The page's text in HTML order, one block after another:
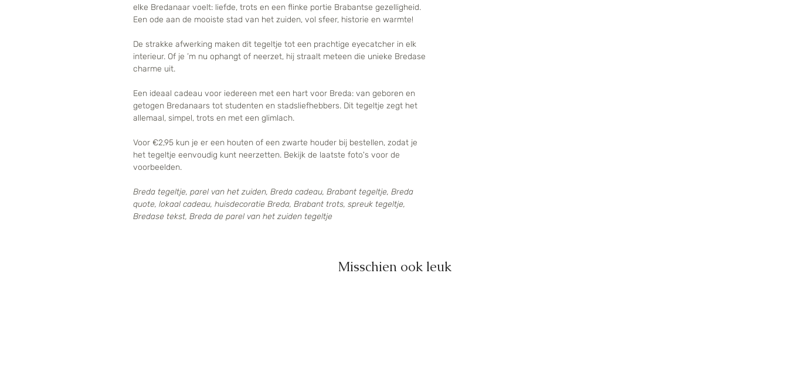
elke Bredanaar voelt: liefde, trots en een flinke portie Brabantse gezelligheid.
Een ode aan de mooiste stad van het zuiden, vol sfeer, historie en warmte!
De strakke afwerking maken dit tegeltje tot een prachtige eyecatcher in elk
interieur. Of je ’m nu ophangt of neerzet, hij straalt meteen die unieke Bredase
charme uit.
Een ideaal cadeau voor iedereen met een hart voor Breda: van geboren en
getogen Bredanaars tot studenten en stadsliefhebbers. Dit tegeltje zegt het
allemaal, simpel, trots en met een glimlach.
Voor €2,95 kun je er een houten of een zwarte houder bij bestellen, zodat je
het tegeltje eenvoudig kunt neerzetten. Bekijk de laatste foto's voor de
voorbeelden.
Breda tegeltje, parel van het zuiden, Breda cadeau, Brabant tegeltje, Breda
quote, lokaal cadeau, huisdecoratie Breda, Brabant trots, spreuk tegeltje,
Bredase tekst, Breda de parel van het zuiden tegeltje
Misschien ook leuk